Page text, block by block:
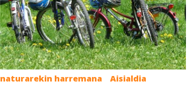
Aisialdia
naturarekin harremana